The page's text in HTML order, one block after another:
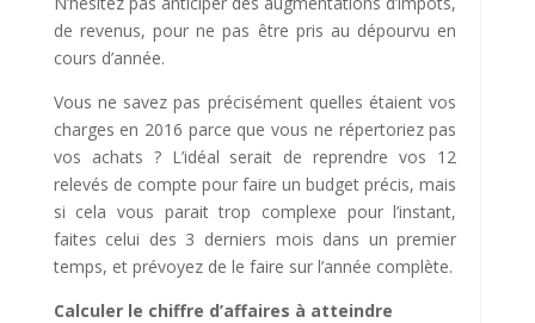
de revenus, pour ne pas être pris au dépourvu en
cours d’année.
Vous ne savez pas précisément quelles étaient vos
charges en 2016 parce que vous ne répertoriez pas
vos achats ? L’idéal serait de reprendre vos 12
relevés de compte pour faire un budget précis, mais
si cela vous parait trop complexe pour l’instant,
faites celui des 3 derniers mois dans un premier
temps, et prévoyez de le faire sur l’année complète.
Calculer le chiffre d’affaires à atteindre